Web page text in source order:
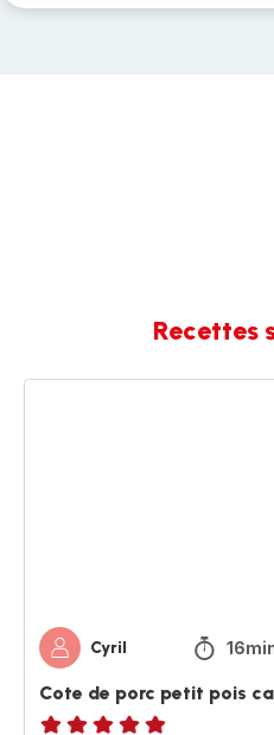
Recettes
Cyril
Cote de porc petit pois